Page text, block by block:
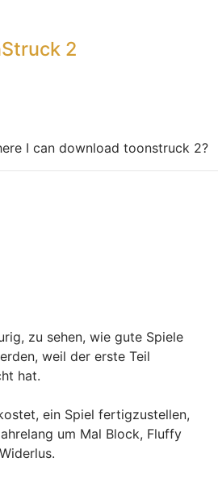
2
I can download toonstruck 2?
zu sehen, wie gute Spiele
weil der erste Teil
hat.
ein Spiel fertigzustellen,
um Mal Block, Fluffy